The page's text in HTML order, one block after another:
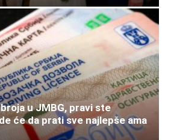
u JMBG, pravi ste
će da prati sve najlepše ama